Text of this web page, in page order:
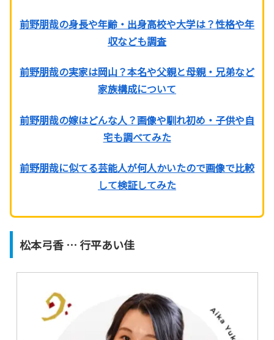
前野朋哉の身長や年齢・出身高校や大学は？性格や年
収なども調査
前野朋哉の実家は岡山？本名や父親と母親・兄弟など
家族構成について
前野朋哉の嫁はどんな人？画像や馴れ初め・子供や自
宅も調べてみた
前野朋哉に似てる芸能人が何人かいたので画像で比較
して検証してみた
松本弓香 … 行平あい佳